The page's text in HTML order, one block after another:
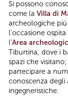
Si possono
come la Villa di
archeologiche
l’occasione
l’Area
Tiburtina, dove i
spazi che
partecipare a
conoscenza
ingegneristiche.